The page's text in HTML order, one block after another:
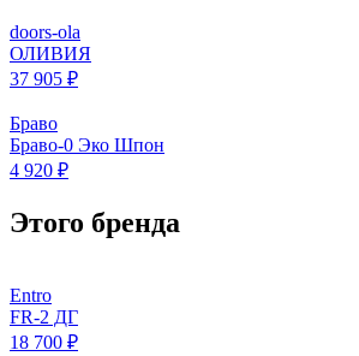
doors-ola
ОЛИВИЯ
37 905 ₽
Браво
Браво-0 Эко Шпон
4 920 ₽
Этого бренда
Entro
FR-2 ДГ
18 700 ₽